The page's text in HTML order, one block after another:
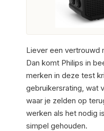
Liever een vertrouwd
Dan komt Philips in
merken in deze test
gebruikersrating, wat
waar je zelden op
werken als het nodig
simpel gehouden.